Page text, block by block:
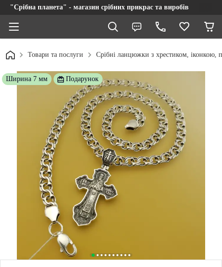
"Срібна планета" - магазин срібних прикрас та виробів
Товари та послуги Срібні ланцюжки з хрестиком, іконкою,
Ширина 7 мм Подарунок